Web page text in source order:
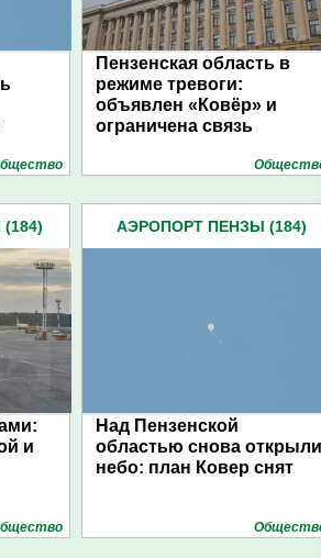
Пензенская область в
режиме тревоги:
объявлен «Ковёр» и
ограничена связь
и
АЭРОПОРТ ПЕНЗЫ (184)
Над Пензенской
областью снова открыли
небо: план Ковер снят